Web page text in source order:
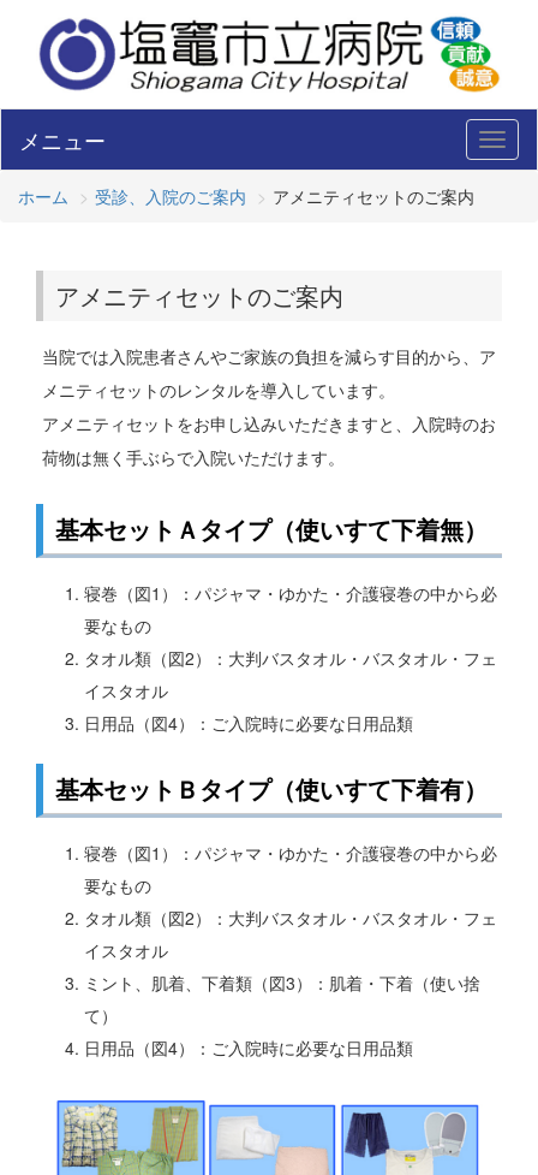
メニュー
ホーム 受診、入院のご案内 アメニティセットのご案内
アメニティセットのご案内
当院では入院患者さんやご家族の負担を減らす目的から、ア
メニティセットのレンタルを導入しています。
アメニティセットをお申し込みいただきますと、入院時のお
荷物は無く手ぶらで入院いただけます。
基本セットＡタイプ（使いすて下着無）
寝巻（図1）：パジャマ・ゆかた・介護寝巻の中から必
要なもの
タオル類（図2）：大判バスタオル・バスタオル・フェ
イスタオル
日用品（図4）：ご入院時に必要な日用品類
基本セットＢタイプ（使いすて下着有）
寝巻（図1）：パジャマ・ゆかた・介護寝巻の中から必
要なもの
タオル類（図2）：大判バスタオル・バスタオル・フェ
イスタオル
ミント、肌着、下着類（図3）：肌着・下着（使い捨
て）
日用品（図4）：ご入院時に必要な日用品類